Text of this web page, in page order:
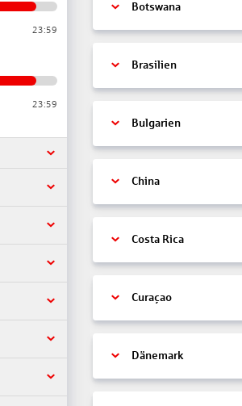
23:59
23:59
Botswana
Brasilien
Bulgarien
China
Costa Rica
Curaçao
Dänemark